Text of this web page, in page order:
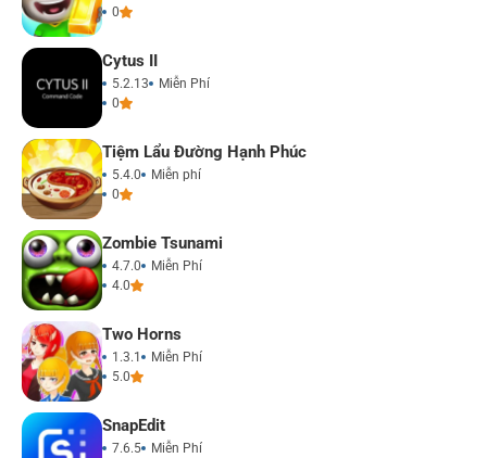
0
Cytus II
5.2.13
Miễn Phí
0
Tiệm Lẩu Đường Hạnh Phúc
5.4.0
Miễn phí
0
Zombie Tsunami
4.7.0
Miễn Phí
4.0
Two Horns
1.3.1
Miễn Phí
5.0
SnapEdit
7.6.5
Miễn Phí